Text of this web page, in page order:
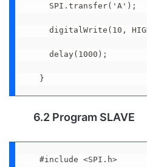
SPI.transfer('A');
digitalWrite(10,
delay(1000);
}
6.2 Program SLAVE
#include <SPI.h>